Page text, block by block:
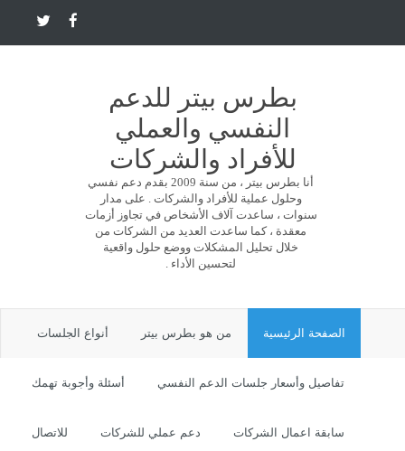
بطرس بيتر للدعم
النفسي والعملي
للأفراد والشركات
أنا بطرس بيتر ، من سنة 2009 بقدم دعم نفسي
وحلول عملية للأفراد والشركات . على مدار
سنوات ، ساعدت آلاف الأشخاص في تجاوز أزمات
معقدة ، كما ساعدت العديد من الشركات من
خلال تحليل المشكلات ووضع حلول واقعية
لتحسين الأداء .
الصفحة الرئيسية من هو بطرس بيتر أنواع الجلسات
تفاصيل وأسعار جلسات الدعم النفسي أسئلة وأجوبة تهمك
سابقة اعمال الشركات دعم عملي للشركات للاتصال